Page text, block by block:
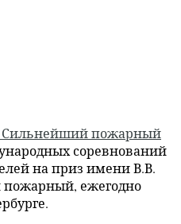
Сильнейший пожарный
соревнований
на приз имени В.В.
ежегодно